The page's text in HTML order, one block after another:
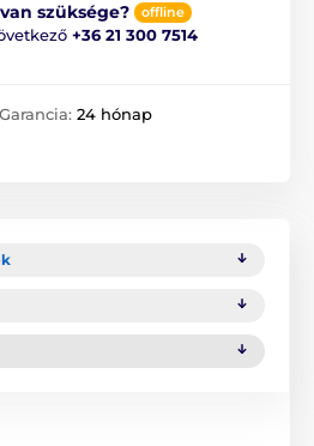
szüksége? offline
+36 21 300 7514
Garancia: 24 hónap